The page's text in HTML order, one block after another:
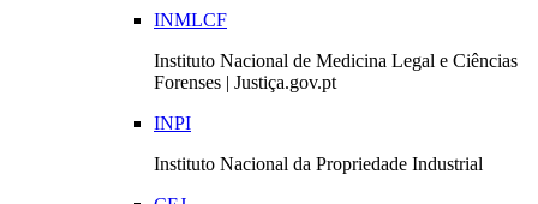
INMLCF
Instituto Nacional de Medicina Legal e Ciências
Forenses | Justiça.gov.pt
INPI
Instituto Nacional da Propriedade Industrial